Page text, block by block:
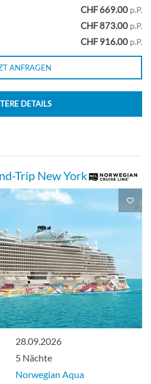
mit Master-
Balkon-[SK]
Balkon-[SL]
Schlafzimmer
CHF 669.00 p.P.
CHF 873.00 p.P.
CHF 916.00 p.P.
ANFRAGEN
DETAILS
Trip New York
28.09.2026
5 Nächte
Norwegian Aqua